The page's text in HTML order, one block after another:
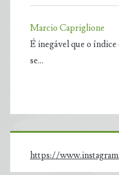
Marcio Capriglione
É inegável que o índice
se…
https://